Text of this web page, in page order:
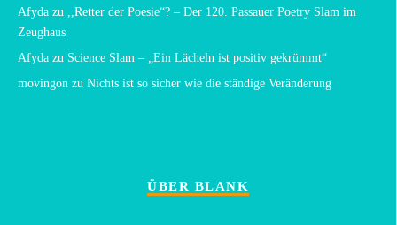
Afyda zu ,,Retter der Poesie“? – Der 120. Passauer Poetry Slam im
Zeughaus
Afyda zu Science Slam – „Ein Lächeln ist positiv gekrümmt“
movingon zu Nichts ist so sicher wie die ständige Veränderung
ÜBER BLANK